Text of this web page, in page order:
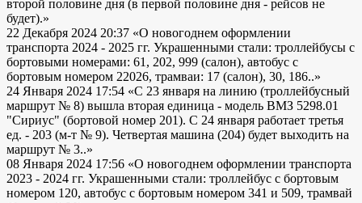
второй половине дня (в первой половине дня - рейсов не
будет).»
22 Декабря 2024 20:37 «О новогоднем оформлении
транспорта 2024 - 2025 гг. Украшенными стали: троллейбусы с
бортовыми номерами: 61, 202, 999 (салон), автобус с
бортовым номером 22026, трамваи: 17 (салон), 30, 186..»
24 Января 2024 17:54 «С 23 января на линию (троллейбусный
маршрут № 8) вышла вторая единица - модель ВМЗ 5298.01
"Сириус" (бортовой номер 201). С 24 января работает третья
ед. - 203 (м-т № 9). Четвертая машина (204) будет выходить на
маршрут № 3..»
08 Января 2024 17:56 «О новогоднем оформлении транспорта
2023 - 2024 гг. Украшенными стали: троллейбус с бортовым
номером 120, автобус с бортовым номером 341 и 509, трамвай